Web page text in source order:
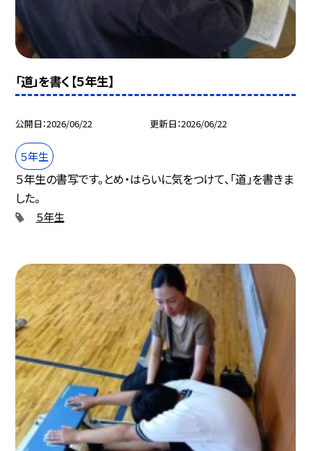
「道」を書く【５年生】
公開日 2026/06/22 更新日 2026/06/22
５年生
５年生の書写です。とめ・はらいに気をつけて、「道」を書きま
した。
５年生